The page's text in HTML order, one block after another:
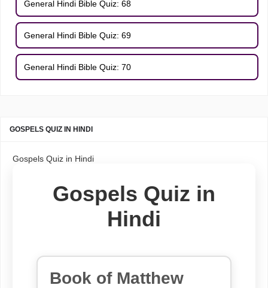
General Hindi Bible Quiz: 68
General Hindi Bible Quiz: 69
General Hindi Bible Quiz: 70
GOSPELS QUIZ IN HINDI
Gospels Quiz in Hindi
Gospels Quiz in
Hindi
Book of Matthew